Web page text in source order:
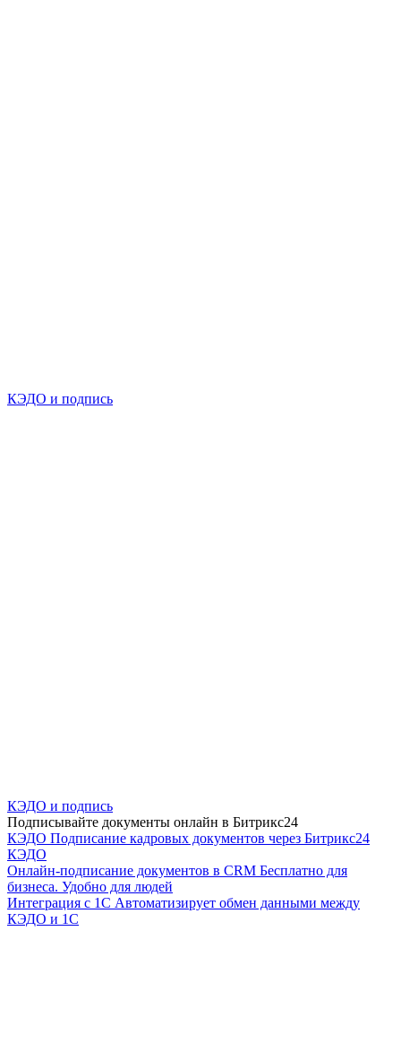
КЭДО и подпись
КЭДО и подпись
Подписывайте документы онлайн в Битрикс24
КЭДО Подписание кадровых документов через Битрикс24
КЭДО
Онлайн-подписание документов в CRM Бесплатно для
бизнеса. Удобно для людей
Интеграция с 1С Автоматизирует обмен данными между
КЭДО и 1С